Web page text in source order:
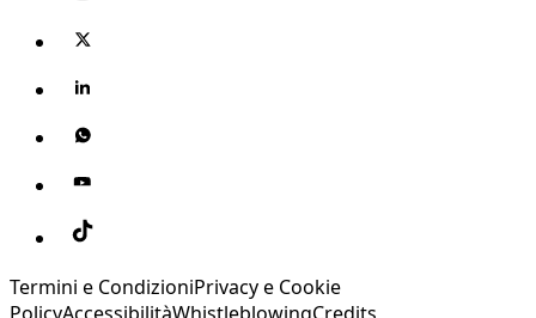
Termini e CondizioniPrivacy e Cookie